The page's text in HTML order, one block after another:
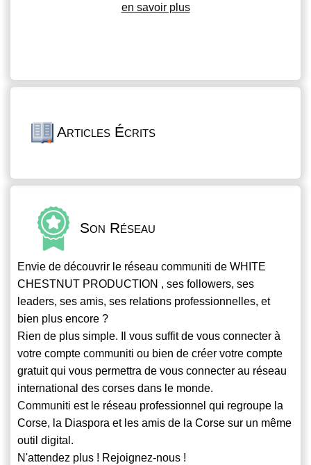
en savoir plus
Articles Écrits
Son Réseau
Envie de découvrir le réseau communiti de WHITE
CHESTNUT PRODUCTION , ses followers, ses
leaders, ses amis, ses relations professionnelles, et
bien plus encore ?
Rien de plus simple. Il vous suffit de vous connecter à
votre compte communiti ou bien de créer votre compte
gratuit qui vous permettra de vous connecter au réseau
international des corses dans le monde.
Communiti est le réseau professionnel qui regroupe la
Corse, la Diaspora et les amis de la Corse sur un même
outil digital.
N'attendez plus ! Rejoignez-nous !